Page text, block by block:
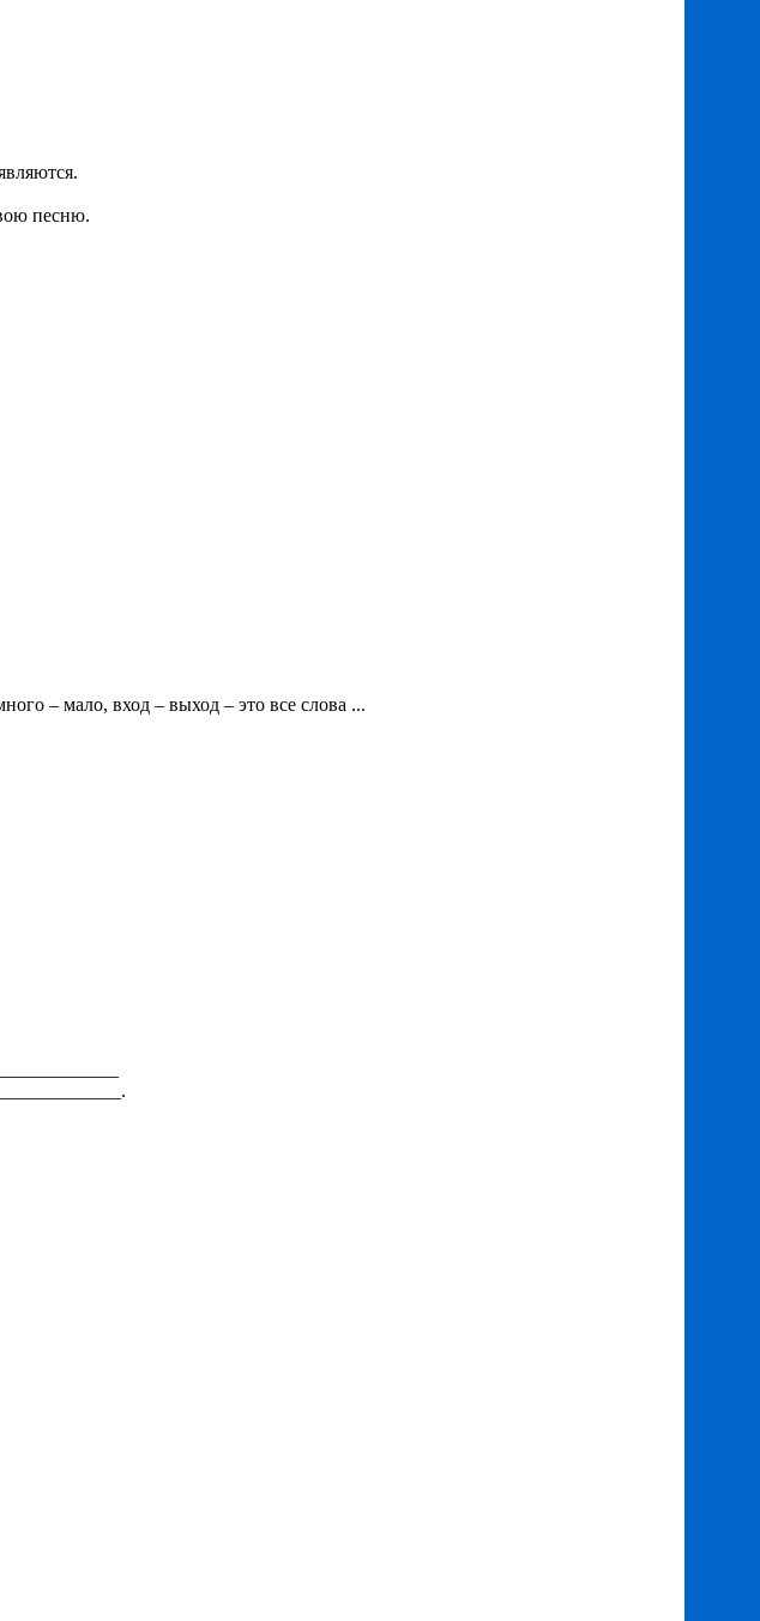
песню.
– мало, вход – выход – это все слова ...